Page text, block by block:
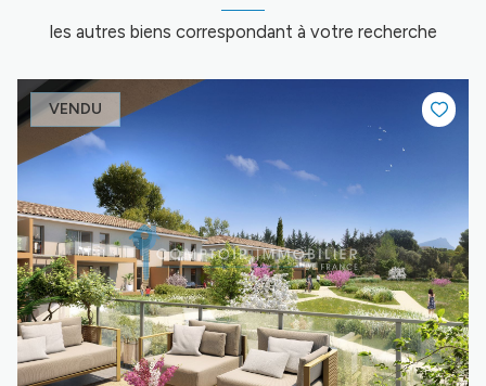
les autres biens correspondant à votre recherche
VENDU